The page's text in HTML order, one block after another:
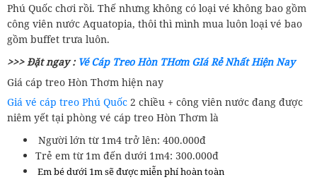
Phú Quốc chơi rồi. Thế nhưng không có loại vé không bao gồm
công viên nước Aquatopia, thôi thì mình mua luôn loại vé bao
gồm buffet trưa luôn.
>>> Đặt ngay : Vé Cáp Treo Hòn THơm GIá Rẻ Nhất Hiện Nay
Giá cáp treo Hòn Thơm hiện nay
Giá vé cáp treo Phú Quốc 2 chiều + công viên nước đang được
niêm yết tại phòng vé cáp treo Hòn Thơm là
Người lớn từ 1m4 trở lên: 400.000đ
Trẻ em từ 1m đến dưới 1m4: 300.000đ
Em bé dưới 1m sẽ được miễn phí hoàn toàn